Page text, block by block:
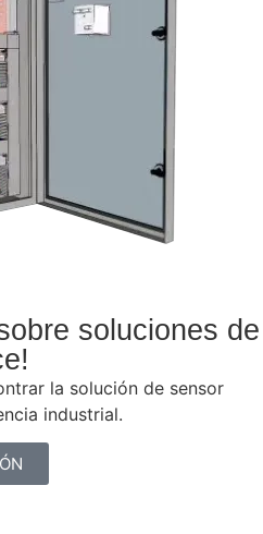
soluciones de
la solución de sensor
industrial.